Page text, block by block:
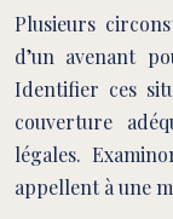
Plusieurs
d’un avenant
Identifier ces
couverture
légales.
appellent à une